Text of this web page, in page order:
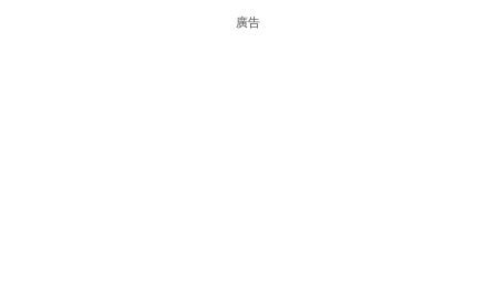
廣告